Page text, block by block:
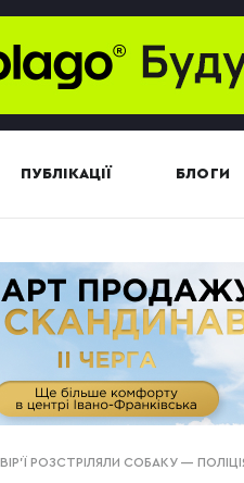
ПУБЛІКАЦІЇ БЛОГИ
РОЗСТРІЛЯЛИ СОБАКУ —